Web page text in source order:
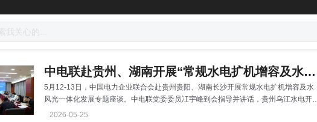
中电联赴贵州、湖南开展“常规水电扩机增容及水风光一体化发展问题研究”专题座谈
5月12-13日，中国电力企业联合会赴贵州贵阳、湖南长沙开展常规水电扩机增容及水
风光一体化发展专题座谈。中电联党委委员冮宇峰到会指导并讲话，贵州乌江水电开
有限责任公司（以下简称“乌江水电公司”）党委副书记、副董事长、总经理龙治安，国
2026-05-25